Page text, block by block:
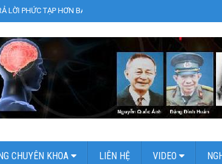
LỜI PHỨC TẠP HƠN BẠN NGHĨ
CHUYÊN KHOA LIÊN HỆ VIDEO